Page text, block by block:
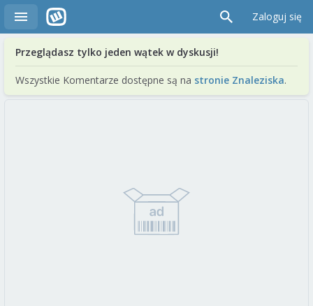
Zaloguj się
Przeglądasz tylko jeden wątek w dyskusji!
Wszystkie Komentarze dostępne są na stronie Znaleziska.